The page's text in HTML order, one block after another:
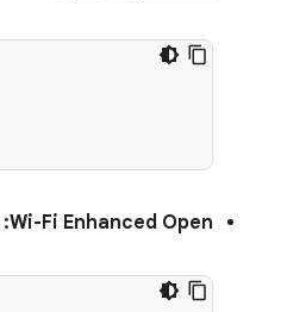
Wi-Fi Enhanced Open: